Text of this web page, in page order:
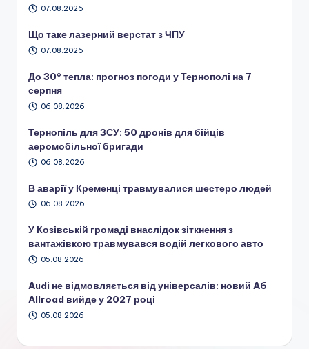
07.08.2026
Що таке лазерний верстат з ЧПУ
07.08.2026
До 30° тепла: прогноз погоди у Тернополі на 7
серпня
06.08.2026
Тернопіль для ЗСУ: 50 дронів для бійців
аеромобільної бригади
06.08.2026
В аварії у Кременці травмувалися шестеро людей
06.08.2026
У Козівській громаді внаслідок зіткнення з
вантажівкою травмувався водій легкового авто
05.08.2026
Audi не відмовляється від універсалів: новий A6
Allroad вийде у 2027 році
05.08.2026